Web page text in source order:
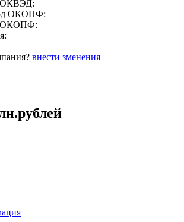
ОКВЭД:
ОКОПФ:
ОКОПФ:
внести зменения